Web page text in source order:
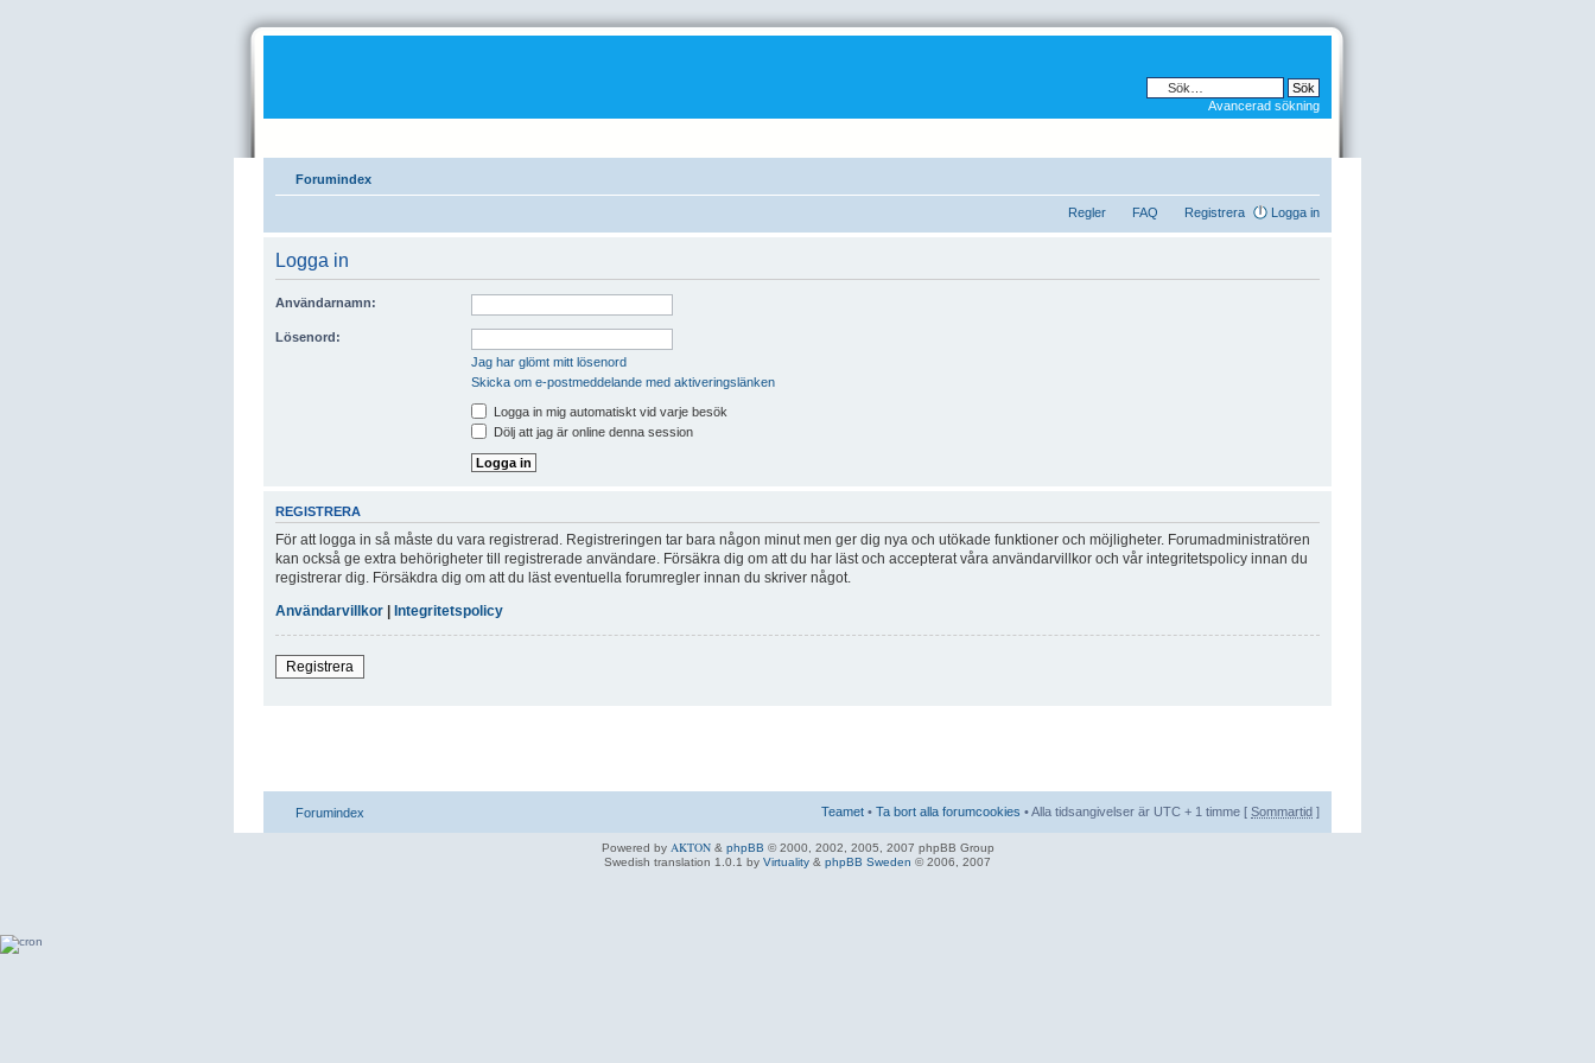
Avancerad sökning
Forumindex
Regler FAQ Registrera Logga in
Logga in
Användarnamn:
Lösenord:
Jag har glömt mitt lösenord
Skicka om e-postmeddelande med aktiveringslänken
Logga in mig automatiskt vid varje besök
Dölj att jag är online denna session
REGISTRERA
För att logga in så måste du vara registrerad. Registreringen tar bara någon minut men ger dig nya och utökade funktioner och möjligheter. Forumadministratören
kan också ge extra behörigheter till registrerade användare. Försäkra dig om att du har läst och accepterat våra användarvillkor och vår integritetspolicy innan du
registrerar dig. Försäkdra dig om att du läst eventuella forumregler innan du skriver något.
Användarvillkor | Integritetspolicy
Registrera
Forumindex Teamet • Ta bort alla forumcookies • Alla tidsangivelser är UTC + 1 timme [ Sommartid ]
Powered by AKTON& phpBB © 2000, 2002, 2005, 2007 phpBB Group
Swedish translation 1.0.1 by Virtuality & phpBB Sweden © 2006, 2007